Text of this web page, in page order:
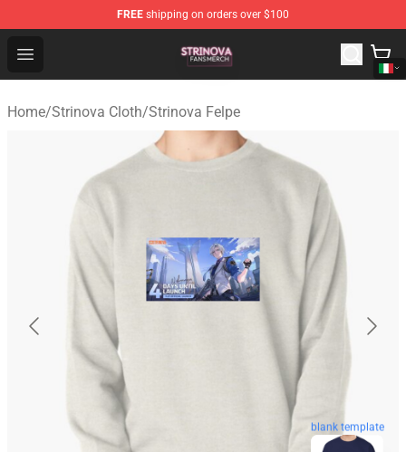
FREE shipping on orders over $100
Open menu
Strinova Shop - Official Strinova Merchandise Store
Home/Strinova Cloth/Strinova Felpe
blank template